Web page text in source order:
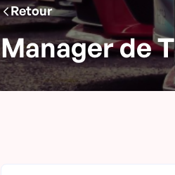
Retour
Manager de